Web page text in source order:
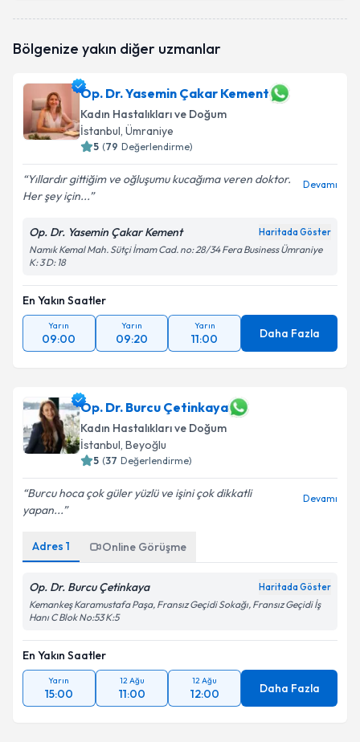
oluşturun. Size bu uzmandan randevu almanız için bir
E-posta Adresiniz
Kişisel verilerimin işlenmesine ilişkinAydınlatma
Metni
Takvim Talebini Gönder
Bölgenize yakın diğer uzmanlar
Op. Dr. Yasemin Çakar Kement
Kadın Hastalıkları ve Doğum
İstanbul, Ümraniye
5 (79 Değerlendirme)
Yıllardır gittiğim ve oğluşumu kucağıma veren doktor.
Her şey için...
Devamı
Op. Dr. Yasemin Çakar Kement Haritada Göster
Namık Kemal Mah. Sütçi İmam Cad. no: 28/34 Fera Business Ümraniye
K: 3 D: 18
En Yakın Saatler
Yarın
09:00
Yarın
09:20
Yarın
11:00 Daha Fazla
Op. Dr. Burcu Çetinkaya
Kadın Hastalıkları ve Doğum
İstanbul, Beyoğlu
5 (37 Değerlendirme)
Burcu hoca çok güler yüzlü ve işini çok dikkatli
yapan...
Devamı
Adres 1 Online Görüşme
Op. Dr. Burcu Çetinkaya Haritada Göster
Kemankeş Karamustafa Paşa, Fransız Geçidi Sokağı, Fransız Geçidi İş
Hanı C Blok No:53 K:5
En Yakın Saatler
Yarın
15:00
12 Ağu
11:00
12 Ağu
12:00 Daha Fazla